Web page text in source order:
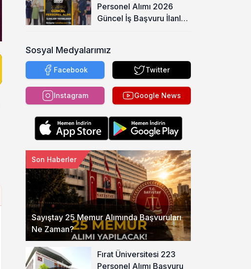
Personel Alımı 2026
Güncel İş Başvuru İlanları
Sosyal Medyalarımız
Facebook Twitter
Instagram Google News
Sayıştay 25 Memur Alımında Başvuruları
Ne Zaman?
Son Haberler
Fırat Üniversitesi 223
Personel Alımı Başvuru